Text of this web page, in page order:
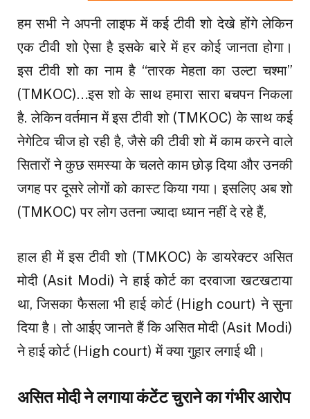
हम सभी ने अपनी लाइफ में कई टीवी शो देखे होंगे लेकिन
एक टीवी शो ऐसा है इसके बारे में हर कोई जानता होगा।
इस टीवी शो का नाम है “तारक मेहता का उल्टा चश्मा”
(TMKOC)…इस शो के साथ हमारा सारा बचपन निकला
है. लेकिन वर्तमान में इस टीवी शो (TMKOC) के साथ कई
नेगेटिव चीज हो रही है, जैसे की टीवी शो में काम करने वाले
सितारों ने कुछ समस्या के चलते काम छोड़ दिया और उनकी
जगह पर दूसरे लोगों को कास्ट किया गया। इसलिए अब शो
(TMKOC) पर लोग उतना ज्यादा ध्यान नहीं दे रहे हैं,
हाल ही में इस टीवी शो (TMKOC) के डायरेक्टर असित
मोदी (Asit Modi) ने हाई कोर्ट का दरवाजा खटखटाया
था, जिसका फैसला भी हाई कोर्ट (High court) ने सुना
दिया है। तो आईए जानते हैं कि असित मोदी (Asit Modi)
ने हाई कोर्ट (High court) में क्या गुहार लगाई थी।
असित मोदी ने लगाया कंटेंट चुराने का गंभीर आरोप